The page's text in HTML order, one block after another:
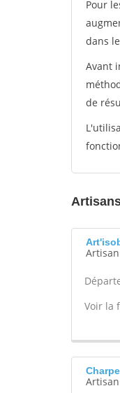
Pour
dans
Avant
de
Artisan
Voir la
Artisan